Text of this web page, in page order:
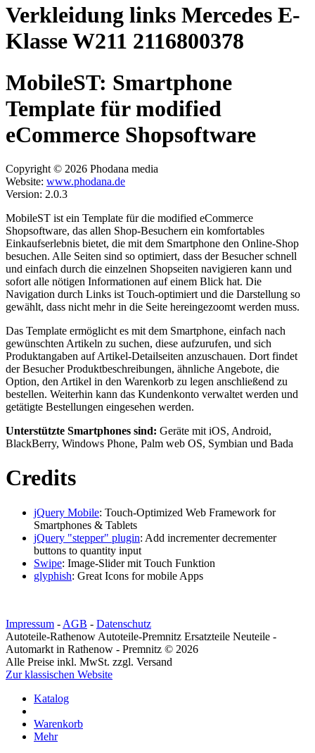
Verkleidung links Mercedes E-
Klasse W211 2116800378
MobileST: Smartphone
Template für modified
eCommerce Shopsoftware
Copyright © 2026 Phodana media
Website: www.phodana.de
Version: 2.0.3
MobileST ist ein Template für die modified eCommerce
Shopsoftware, das allen Shop-Besuchern ein komfortables
Einkaufserlebnis bietet, die mit dem Smartphone den Online-Shop
besuchen. Alle Seiten sind so optimiert, dass der Besucher schnell
und einfach durch die einzelnen Shopseiten navigieren kann und
sofort alle nötigen Informationen auf einem Blick hat. Die
Navigation durch Links ist Touch-optimiert und die Darstellung so
gewählt, dass nicht mehr in die Seite hereingezoomt werden muss.
Das Template ermöglicht es mit dem Smartphone, einfach nach
gewünschten Artikeln zu suchen, diese aufzurufen, und sich
Produktangaben auf Artikel-Detailseiten anzuschauen. Dort findet
der Besucher Produktbeschreibungen, ähnliche Angebote, die
Option, den Artikel in den Warenkorb zu legen anschließend zu
bestellen. Weiterhin kann das Kundenkonto verwaltet werden und
getätigte Bestellungen eingesehen werden.
Unterstützte Smartphones sind: Geräte mit iOS, Android,
BlackBerry, Windows Phone, Palm web OS, Symbian und Bada
Credits
jQuery Mobile: Touch-Optimized Web Framework for
Smartphones & Tablets
jQuery "stepper" plugin: Add incrementer decrementer
buttons to quantity input
Swipe: Image-Slider mit Touch Funktion
glyphish: Great Icons for mobile Apps
Impressum - AGB - Datenschutz
Autoteile-Rathenow Autoteile-Premnitz Ersatzteile Neuteile -
Automarkt in Rathenow - Premnitz © 2026
Alle Preise inkl. MwSt. zzgl. Versand
Zur klassischen Website
Katalog
Warenkorb
Mehr